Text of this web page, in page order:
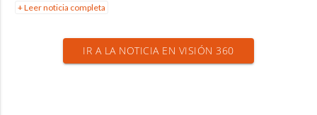
+ Leer noticia completa
IR A LA NOTICIA EN VISIÓN 360